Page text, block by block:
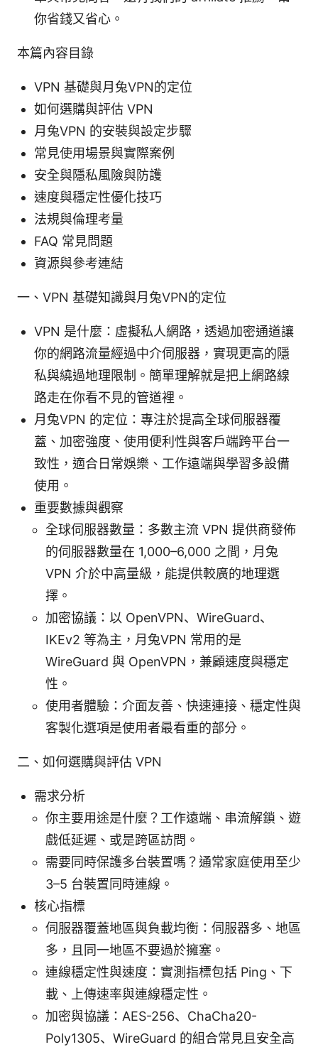
你省錢又省心。
本篇內容目錄
VPN 基礎與月兔VPN的定位
如何選購與評估 VPN
月兔VPN 的安裝與設定步驟
常見使用場景與實際案例
安全與隱私風險與防護
速度與穩定性優化技巧
法規與倫理考量
FAQ 常見問題
資源與參考連結
一、VPN 基礎知識與月兔VPN的定位
VPN 是什麼：虛擬私人網路，透過加密通道讓
你的網路流量經過中介伺服器，實現更高的隱
私與繞過地理限制。簡單理解就是把上網路線
路走在你看不見的管道裡。
月兔VPN 的定位：專注於提高全球伺服器覆
蓋、加密強度、使用便利性與客戶端跨平台一
致性，適合日常娛樂、工作遠端與學習多設備
使用。
重要數據與觀察
全球伺服器數量：多數主流 VPN 提供商發佈
的伺服器數量在 1,000–6,000 之間，月兔
VPN 介於中高量級，能提供較廣的地理選
擇。
加密協議：以 OpenVPN、WireGuard、
IKEv2 等為主，月兔VPN 常用的是
WireGuard 與 OpenVPN，兼顧速度與穩定
性。
使用者體驗：介面友善、快速連接、穩定性與
客製化選項是使用者最看重的部分。
二、如何選購與評估 VPN
需求分析
你主要用途是什麼？工作遠端、串流解鎖、遊
戲低延遲、或是跨區訪問。
需要同時保護多台裝置嗎？通常家庭使用至少
3–5 台裝置同時連線。
核心指標
伺服器覆蓋地區與負載均衡：伺服器多、地區
多，且同一地區不要過於擁塞。
連線穩定性與速度：實測指標包括 Ping、下
載、上傳速率與連線穩定性。
加密與協議：AES-256、ChaCha20-
Poly1305、WireGuard 的組合常見且安全高